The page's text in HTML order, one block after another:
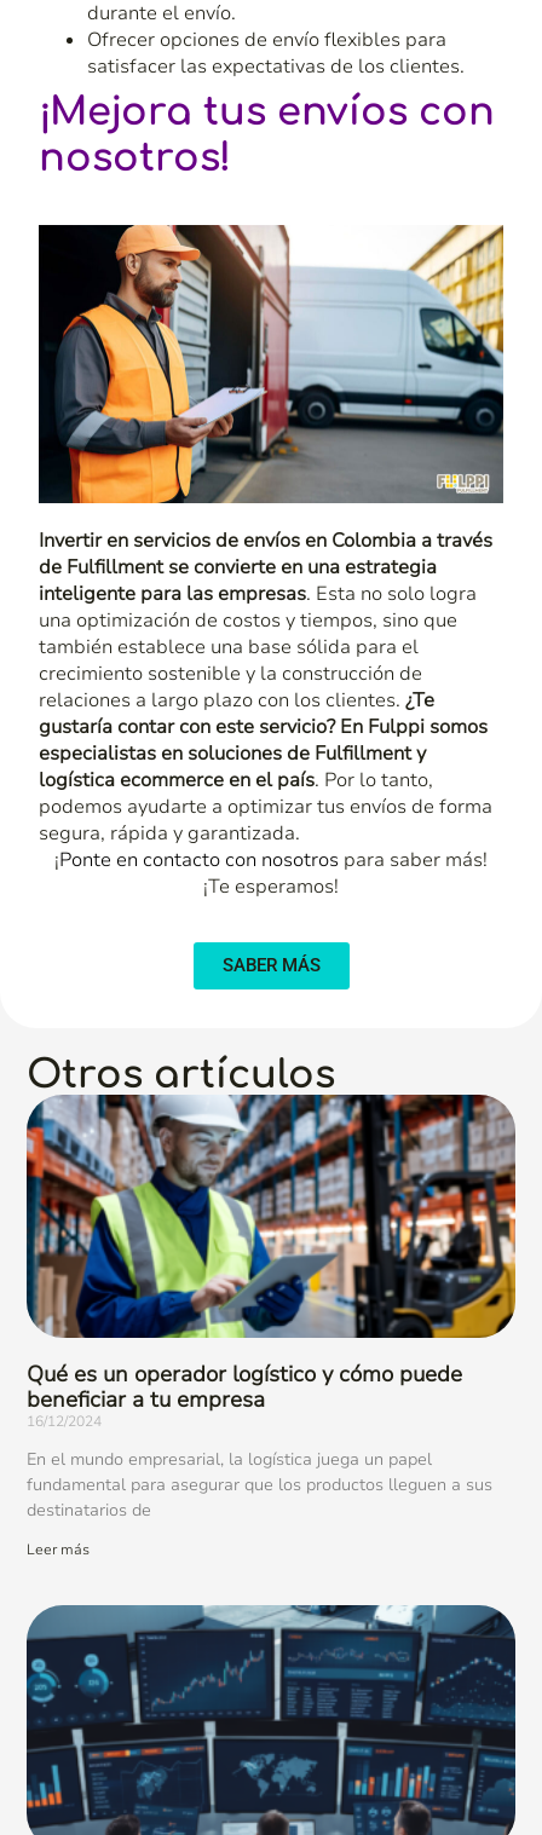
durante el envío.
Ofrecer opciones de envío flexibles para
satisfacer las expectativas de los clientes.
¡Mejora tus envíos con
nosotros!
Invertir en servicios de envíos en Colombia a través
de Fulfillmentse convierte en una estrategia
inteligente para las empresas. Esta no solo logra
una optimización de costos y tiempos, sino que
también establece una base sólida para el
crecimiento sostenible y la construcción de
relaciones a largo plazo con los clientes. ¿Te
gustaría contar con este servicio? En Fulppi somos
especialistas en soluciones de Fulfillmenty
logística ecommerce en el país. Por lo tanto,
podemos ayudarte a optimizar tus envíos de forma
segura, rápida y garantizada.
¡Ponte en contacto con nosotros para saber más!
¡Te esperamos!
SABER MÁS
Otros artículos
Qué es un operador logístico y cómo puede
beneficiar a tu empresa
16/12/2024
En el mundo empresarial, la logística juega un papel
fundamental para asegurar que los productos lleguen a sus
destinatarios de
Leer más